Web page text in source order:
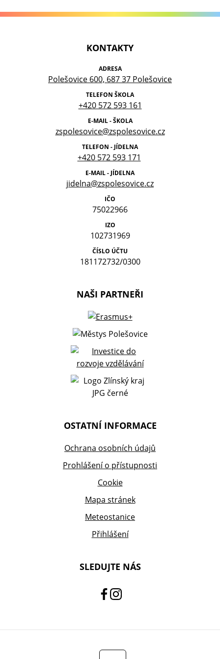
KONTAKTY
ADRESA
Polešovice 600, 687 37 Polešovice
TELEFON ŠKOLA
+420 572 593 161
E-MAIL - ŠKOLA
zspolesovice@zspolesovice.cz
TELEFON - JÍDELNA
+420 572 593 171
E-MAIL - JÍDELNA
jidelna@zspolesovice.cz
IČO
75022966
IZO
102731969
ČÍSLO ÚČTU
181172732/0300
NAŠI PARTNEŘI
OSTATNÍ INFORMACE
Ochrana osobních údajů
Prohlášení o přístupnosti
Cookie
Mapa stránek
Meteostanice
Přihlášení
SLEDUJTE NÁS